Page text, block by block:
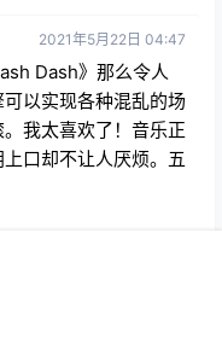
2021年5月22日 04:47
Dash》那么令人
以实现各种混乱的场
我太喜欢了！音乐正
口却不让人厌烦。五